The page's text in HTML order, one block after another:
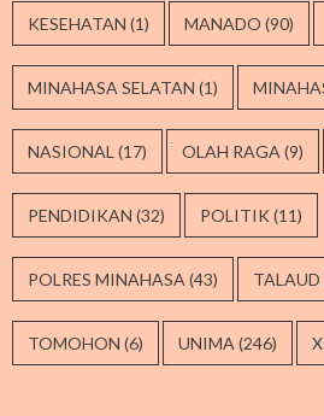
KESEHATAN (1) MANADO (90)
MINAHASA SELATAN (1)
NASIONAL (17) OLAH RAGA (9)
PENDIDIKAN (32) POLITIK (11)
POLRES MINAHASA (43) TALAUD
TOMOHON (6) UNIMA (246)